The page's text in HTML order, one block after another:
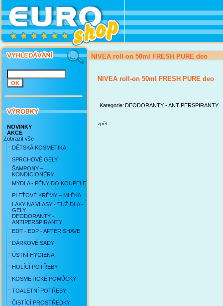
NOVINKY
AKCE
Zobrazit vše
DĚTSKÁ KOSMETIKA
SPRCHOVÉ GELY
ŠAMPONY –
KONDICIONÉRY
MÝDLA - PĚNY DO KOUPELE
PLEŤOVÉ KRÉMY – MLÉKA
LAKY NA VLASY - TUŽIDLA -
GELY
DEODORANTY -
ANTIPERSPIRANTY
EDT - EDP - AFTER SHAVE
DÁRKOVÉ SADY
ÚSTNÍ HYGIENA
HOLÍCÍ POTŘEBY
KOSMETICKÉ POMŮCKY
TOALETNÍ POTŘEBY
ČISTÍCÍ PROSTŘEDKY
NIVEA roll-on 50ml FRESH PURE deo
NIVEA roll-on 50ml FRESH PURE deo
Kategorie: DEODORANTY - ANTIPERSPIRANTY
zpět ...